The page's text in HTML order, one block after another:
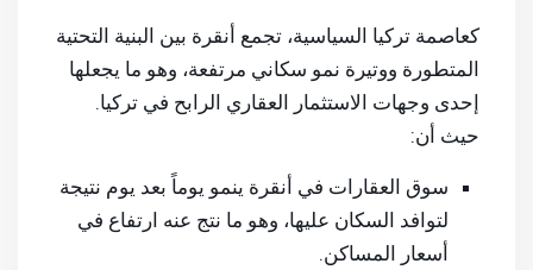
كعاصمة تركيا السياسية، تجمع أنقرة بين البنية التحتية
المتطورة ووتيرة نمو سكاني مرتفعة، وهو ما يجعلها
إحدى وجهات الاستثمار العقاري الرابح في تركيا.
حيث أن:
سوق العقارات في أنقرة ينمو يوماً بعد يوم نتيجة
لتوافد السكان عليها، وهو ما نتج عنه ارتفاع في
أسعار المساكن.